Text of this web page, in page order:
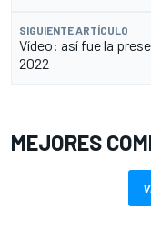
SIGUIENTE ARTÍCULO
Vídeo: así fue la
2022
MEJORES